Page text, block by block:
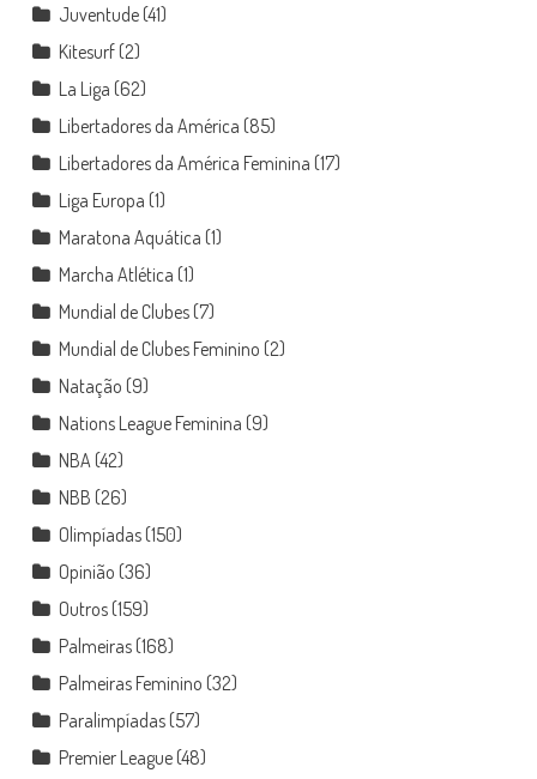
Juventude(41)
Kitesurf(2)
La Liga (62)
Libertadores da América (85)
Libertadores da América Feminina (17)
Liga Europa (1)
Maratona Aquática (1)
Marcha Atlética (1)
Mundial de Clubes(7)
Mundial de Clubes Feminino (2)
Natação (9)
Nations League Feminina (9)
NBA (42)
NBB (26)
Olimpíadas(150)
Opinião (36)
Outros(159)
Palmeiras(168)
Palmeiras Feminino (32)
Paralimpíadas(57)
Premier League(48)